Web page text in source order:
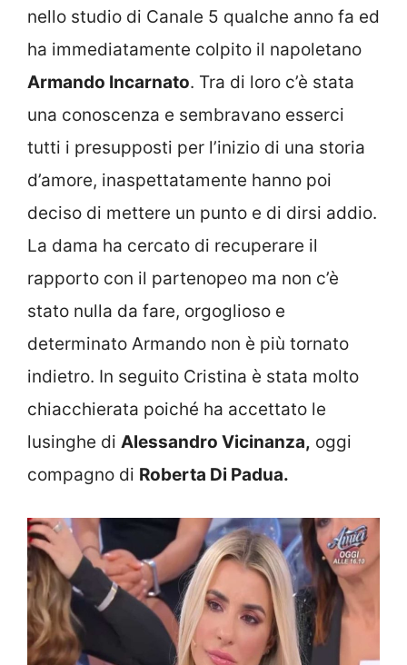
nello studio di Canale 5 qualche anno fa ed
ha immediatamente colpito il napoletano
Armando Incarnato. Tra di loro c’è stata
una conoscenza e sembravano esserci
tutti i presupposti per l’inizio di una storia
d’amore, inaspettatamente hanno poi
deciso di mettere un punto e di dirsi addio.
La dama ha cercato di recuperare il
rapporto con il partenopeo ma non c’è
stato nulla da fare, orgoglioso e
determinato Armando non è più tornato
indietro. In seguito Cristina è stata molto
chiacchierata poiché ha accettato le
lusinghe di Alessandro Vicinanza, oggi
compagno di Roberta Di Padua.